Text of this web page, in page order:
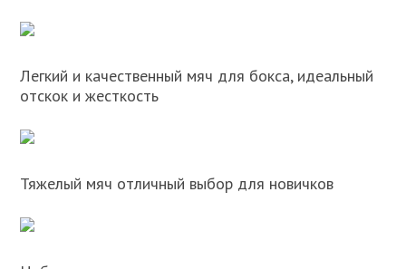
Легкий и качественный мяч для бокса, идеальный
отскок и жесткость
Тяжелый мяч отличный выбор для новичков